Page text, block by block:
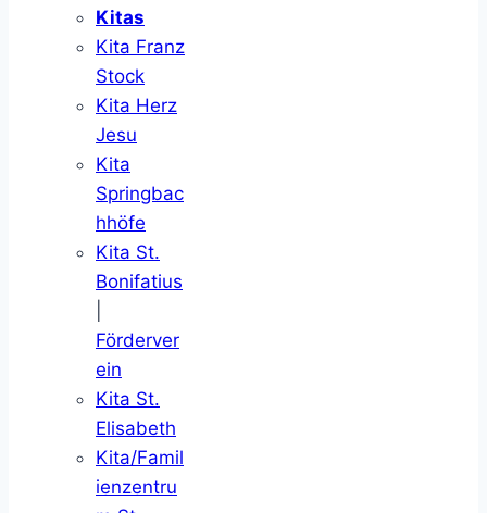
Kitas
Kita Franz
Stock
Kita Herz
Jesu
Kita
Springbac
hhöfe
Kita St.
Bonifatius
Förderver
ein
Kita St.
Elisabeth
Kita/Famil
ienzentru